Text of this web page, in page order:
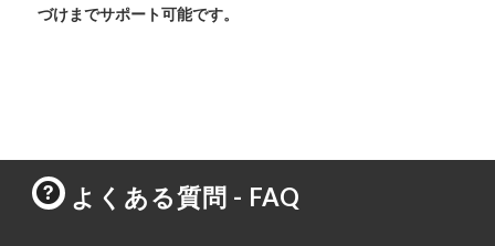
づけまでサポート可能です。
よくある質問 - FAQ